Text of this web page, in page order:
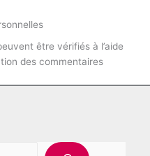
être vérifiés à l’aide
des commentaires
Rechercher